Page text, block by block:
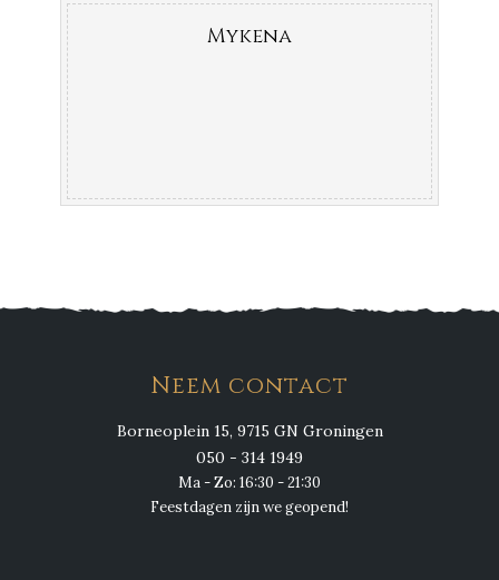
Mykena
Neem contact
Borneoplein 15, 9715 GN Groningen
050 - 314 1949
Ma - Zo: 16:30 - 21:30
Feestdagen zijn we geopend!